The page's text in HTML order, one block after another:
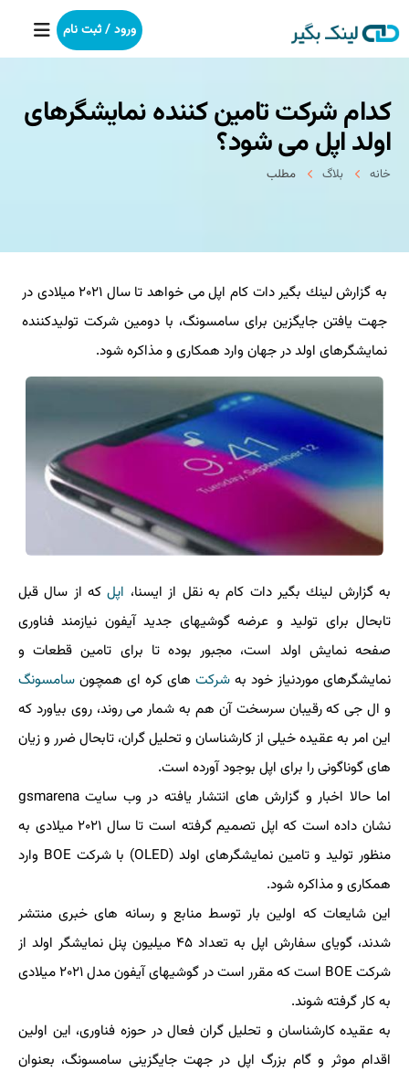
خانه
بکلینک
خدمات ما
درباره ما
آموزش
ورود / ثبت نام
كدام شركت تامین كننده نمایشگرهای
اولد اپل می شود؟
خانه بلاگ مطلب
به گزارش لینك بگیر دات كام اپل می خواهد تا سال ۲۰۲۱ میلادی در
جهت یافتن جایگزین برای سامسونگ، با دومین شركت تولیدكننده
نمایشگرهای اولد در جهان وارد همكاری و مذاكره شود.
به گزارش لینك بگیر دات كام به نقل از ایسنا، اپلكه از سال قبل
تابحال برای تولید و عرضه گوشیهای جدید آیفون نیازمند فناوری
صفحه نمایش اولد است، مجبور بوده تا برای تامین قطعات و
نمایشگرهای موردنیاز خود به شركت های كره ای همچون سامسونگ
و ال جی كه رقیبان سرسخت آن هم به شمار می روند، روی بیاورد كه
این امر به عقیده خیلی از كارشناسان و تحلیل گران، تابحال ضرر و زیان
های گوناگونی را برای اپل بوجود آورده است.
اما حالا اخبار و گزارش های انتشار یافته در وب سایت gsmarena
نشان داده است كه اپل تصمیم گرفته است تا سال ۲۰۲۱ میلادی به
منظور تولید و تامین نمایشگرهای اولد (OLED) با شركت BOE وارد
همكاری و مذاكره شود.
این شایعات كه اولین بار توسط منابع و رسانه های خبری منتشر
شدند، گویای سفارش اپل به تعداد ۴۵ میلیون پنل نمایشگر اولد از
شركت BOE است كه مقرر است در گوشیهای آیفون مدل ۲۰۲۱ میلادی
به كار گرفته شوند.
به عقیده كارشناسان و تحلیل گران فعال در حوزه فناوری، این اولین
اقدام موثر و گام بزرگ اپل در جهت جایگزینی سامسونگ، بعنوان